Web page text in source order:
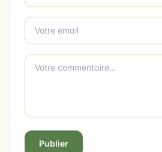
Publier